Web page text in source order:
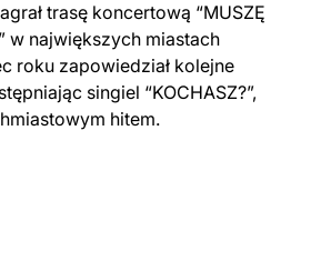
trasę koncertową “MUSZĘ
w największych miastach
roku zapowiedział kolejne
singiel “KOCHASZ?”,
hitem.